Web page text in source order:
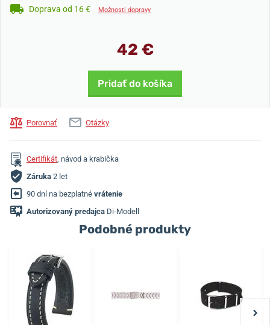
Doprava od 16 € Možnosti dopravy
42 €
Pridať do košíka
Porovnať Otázky
Certifikát, návod a krabička
Záruka 2 let
90 dní na bezplatné vrátenie
Autorizovaný predajca Di-Modell
Podobné produkty